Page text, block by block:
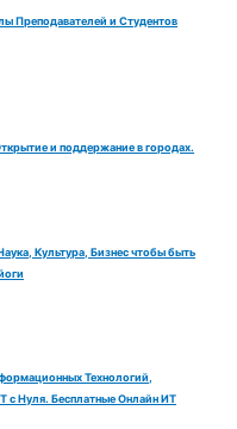
Преподавателей и Студентов
и поддержание в городах.
Культура, Бизнес чтобы быть
Технологий,
с Нуля. Бесплатные Онлайн ИТ